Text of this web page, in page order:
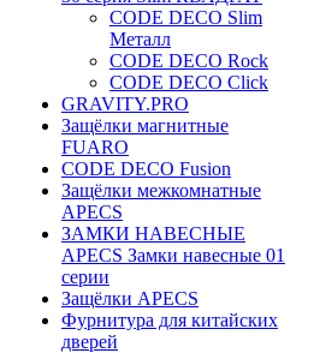
CODE DECO Slim
Металл
CODE DECO Rock
CODE DECO Click
GRAVITY.PRO
Защёлки магнитные
FUARO
CODE DECO Fusion
Защёлки межкомнатные
APECS
ЗАМКИ НАВЕСНЫЕ
APECS Замки навесные 01
серии
Защёлки APECS
Фурнитура для китайских
дверей